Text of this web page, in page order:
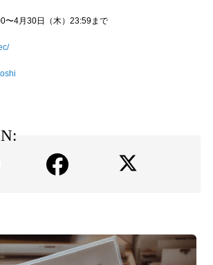
〜4月30日（木）23:59まで